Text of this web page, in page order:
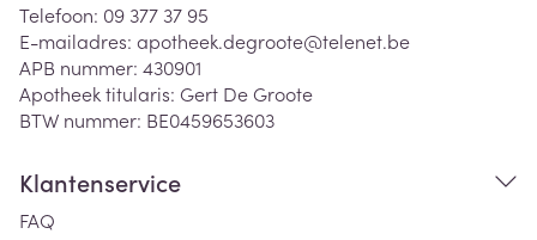
Telefoon: 09 377 37 95
E-mailadres: apotheek.degroote@telenet.be
APB nummer: 430901
Apotheek titularis: Gert De Groote
BTW nummer: BE0459653603
Klantenservice
FAQ